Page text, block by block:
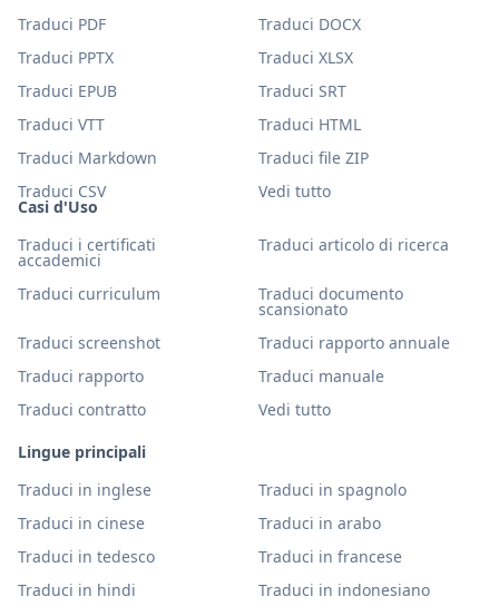
Casi d'Uso
Traduci i certificati
accademici
Traduci articolo di ricerca
Traduci curriculum Traduci documento
scansionato
Traduci screenshot
Traduci rapporto annuale
Traduci rapporto
Traduci manuale
Traduci contratto
Vedi tutto
Lingue principali
Traduci in inglese
Traduci in spagnolo
Traduci in cinese
Traduci in arabo
Traduci in tedesco
Traduci in francese
Traduci in hindi
Traduci in indonesiano
Traduci PDF
Traduci DOCX
Traduci PPTX
Traduci XLSX
Traduci EPUB
Traduci SRT
Traduci VTT
Traduci HTML
Traduci Markdown
Traduci file ZIP
Traduci CSV
Vedi tutto